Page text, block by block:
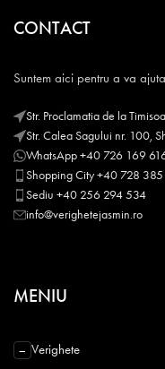
CONTACT
Suntem aici pentru a va
Str. Proclamatia de la
Str. Calea Sagului nr. 100,
WhatsApp +40 726 169
Shopping City +40 728
Sediu +40 256 294 534
info@verighetejasmin.ro
MENIU
− Verighete